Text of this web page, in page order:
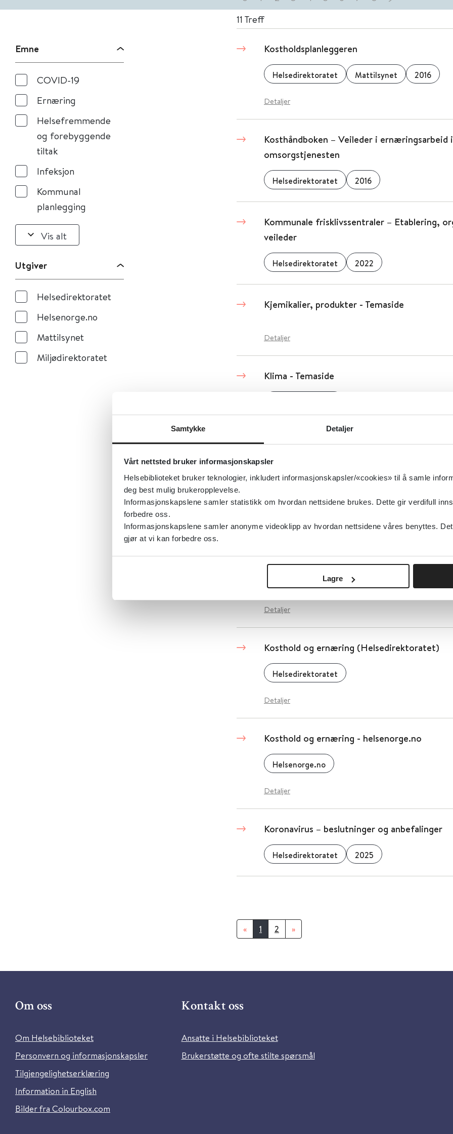
Samtykke Detaljer
Vårt nettsted bruker informasjonskapsler
Helsebiblioteket bruker teknologier, inkludert informasjonskapsler/«cookies» til å samle
deg best mulig brukeropplevelse.
Informasjonskapslene samler statistikk om hvordan nettsidene brukes. Dette gir verdifull
forbedre oss.
Informasjonskapslene samler anonyme videoklipp av hvordan nettsidene våres benyttes.
gjør at vi kan forbedre oss.
Lagre
Emne
COVID-19
Ernæring
Helsefremmende
og forebyggende
tiltak
Infeksjon
Kommunal
planlegging
Vis alt
Utgiver
Helsedirektoratet
Helsenorge.no
Mattilsynet
Miljødirektoratet
11 Treff
Kostholdsplanleggeren
Helsedirektoratet Mattilsynet 2016
Detaljer
Kosthåndboken – Veileder i ernæringsarbeid
omsorgstjenesten
Helsedirektoratet 2016
Kommunale frisklivssentraler – Etablering,
veileder
Helsedirektoratet 2022
Kjemikalier, produkter - Temaside
Detaljer
Klima - Temaside
Kutte utslipp av klimagasser i kommunene
Klimatilpasning
Miljødirektoratet
Detaljer
Kosthold og ernæring (Helsedirektoratet)
Helsedirektoratet
Detaljer
Kosthold og ernæring - helsenorge.no
Helsenorge.no
Detaljer
Koronavirus – beslutninger og anbefalinger
Helsedirektoratet 2025
« 1 2 »
Om oss
Om Helsebiblioteket
Personvern og informasjonskapsler
Tilgjengelighetserklæring
Information in English
Bilder fra Colourbox.com
Kontakt oss
Ansatte i Helsebiblioteket
Brukerstøtte og ofte stilte spørsmål